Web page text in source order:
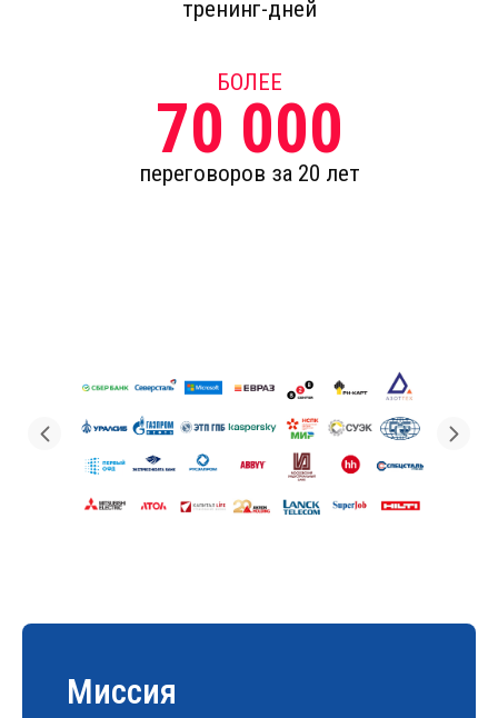
тренинг-дней
БОЛЕЕ
70 000
переговоров за 20 лет
Миссия